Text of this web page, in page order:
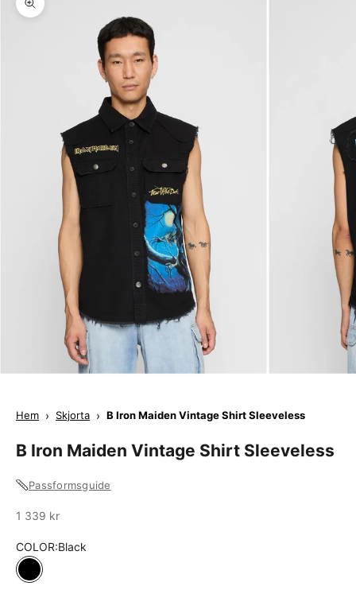
Zooma
Hem › Skjorta › B Iron Maiden Vintage Shirt Sleeveless
B Iron Maiden Vintage Shirt Sleeveless
Passformsguide
Sale
1 339 kr
COLOR:Black
Black